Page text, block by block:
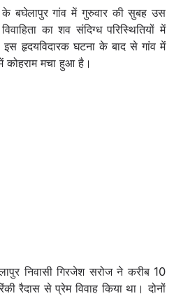
के बघेलापुर गांव में गुरुवार की सुबह उस
का शव संदिग्ध परिस्थितियों में
हृदयविदारक घटना के बाद से गांव में
मचा हुआ है।
निवासी गिरजेश सरोज ने करीब 10
रैदास से प्रेम विवाह किया था। दोनों